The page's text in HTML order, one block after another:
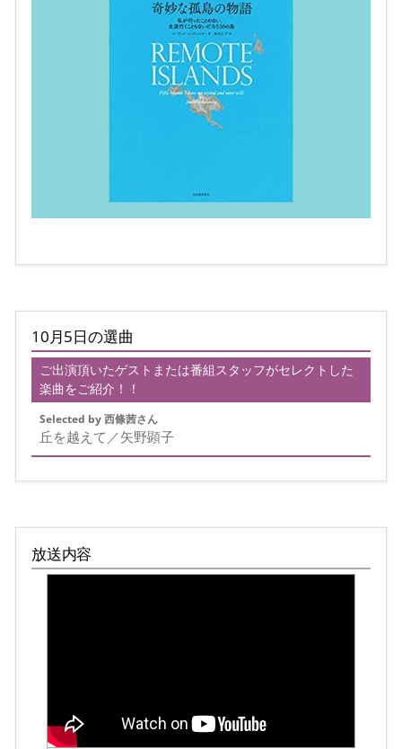
10月5日の選曲
ご出演頂いたゲストまたは番組スタッフがセレクトした
楽曲をご紹介！！
Selected by 西條茜さん
丘を越えて／矢野顕子
放送内容